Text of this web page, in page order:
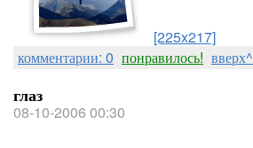
[225x217]
комментарии: 0 понравилось! вверх^
глаз
08-10-2006 00:30